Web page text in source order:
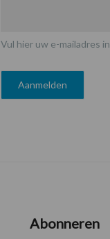
Vul hier uw e-mailadres in
Abonneren